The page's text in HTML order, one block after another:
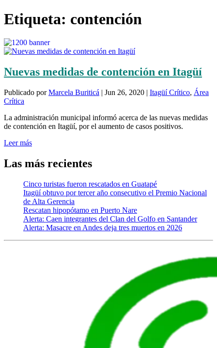
Etiqueta: contención
Nuevas medidas de contención en Itagüí
Publicado porMarcela Buriticá | Jun 26, 2020 | Itagüí Crítico, Área
Crítica
La administración municipal informó acerca de las nuevas medidas
de contención en Itagüí, por el aumento de casos positivos.
Leer más
Las más recientes
Cinco turistas fueron rescatados en Guatapé
Itagüí obtuvo por tercer año consecutivo el Premio Nacional
de Alta Gerencia
Rescatan hipopótamo en Puerto Nare
Alerta: Caen integrantes del Clan del Golfo en Santander
Alerta: Masacre en Andes deja tres muertos en 2026